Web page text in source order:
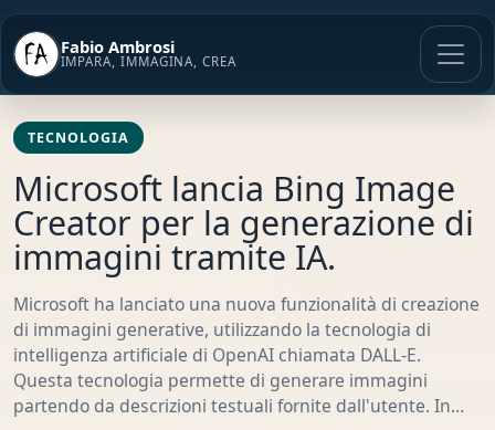
Vai
contenuto
Fabio Ambrosi
IMPARA, IMMAGINA, CREA
TECNOLOGIA
Microsoft lancia Bing Image
Creator per la generazione di
immagini tramite IA.
Microsoft ha lanciato una nuova funzionalità di creazione
di immagini generative, utilizzando la tecnologia di
intelligenza artificiale di OpenAI chiamata DALL-E.
Questa tecnologia permette di generare immagini
partendo da descrizioni testuali fornite dall'utente. In…